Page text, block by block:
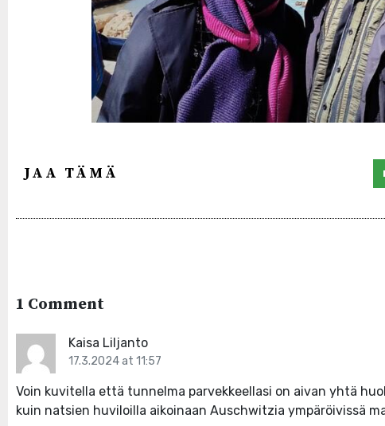
JAA TÄMÄ
1 Comment
Kaisa Liljanto
17.3.2024 at 11:57
Voin kuvitella että tunnelma parvekkeellasi on aivan yhtä
kuin natsien huviloilla aikoinaan Auschwitzia ympäröivissä